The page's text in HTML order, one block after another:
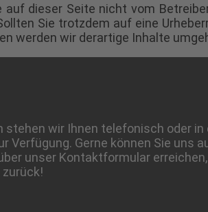
auf dieser Seite nicht vom
Sie trotzdem auf eine
werden wir derartige Inhalte
stehen wir Ihnen telefonisch oder
Verfügung. Gerne können Sie uns
unser Kontaktformular